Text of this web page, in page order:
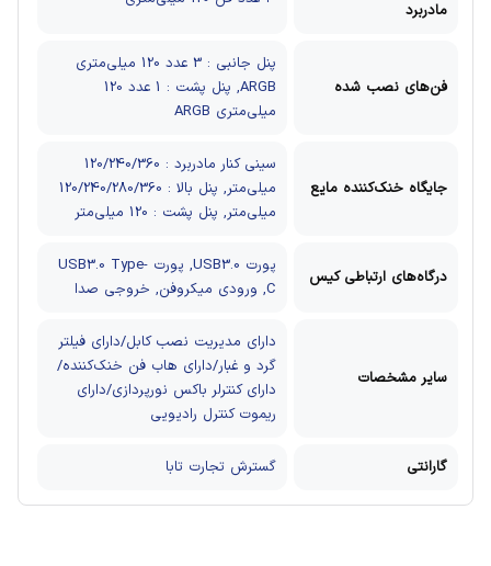
مادربرد
فن‌های نصب شده
پنل جانبی : 3 عدد 120 میلی‌متری
ARGB, پنل پشت : 1 عدد 120
میلی‌متری ARGB
جایگاه خنک‌کننده مایع
سینی کنار مادربرد : 120/240/360
میلی‌متر, پنل بالا : 120/240/280/360
میلی‌متر, پنل پشت : 120 میلی‌متر
درگاه‌های ارتباطی کیس
پورت USB3.0, پورت USB3.0 Type-
C, ورودی میکروفن, خروجی صدا
سایر مشخصات
دارای مدیریت نصب کابل/دارای فیلتر
گرد و غبار/دارای هاب فن خنک‌کننده/
دارای کنترلر باکس نورپردازی/دارای
ریموت کنترل رادیویی
گارانتی گسترش تجارت تابا